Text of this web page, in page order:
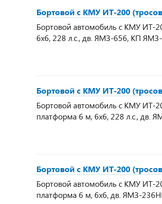
Бортовой с КМУ ИТ-200
Бортовой автомобиль с КМУ ИТ-
6х6, 228 л.с., дв. ЯМЗ-656, КП
Бортовой с КМУ ИТ-200
Бортовой автомобиль с КМУ ИТ-
платформа 6 м, 6х6, 228 л.с., дв.
Бортовой с КМУ ИТ-200
Бортовой автомобиль с КМУ ИТ-
платформа 6 м, 6х6, дв. ЯМЗ-